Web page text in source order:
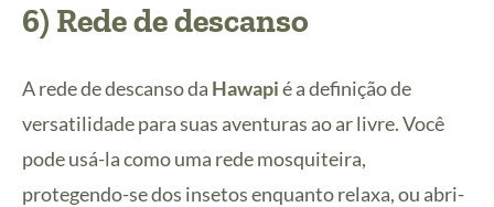
6) Rede de descanso
A rede de descanso da Hawapié a definição de
versatilidade para suas aventuras ao ar livre. Você
pode usá-la como uma rede mosquiteira,
protegendo-se dos insetos enquanto relaxa, ou abri-